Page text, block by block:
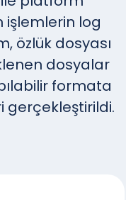
işlemlerin log
özlük dosyası
dosyalar
formata
gerçekleştirildi.